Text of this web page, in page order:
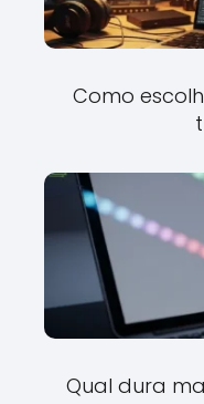
Como
Qual dura